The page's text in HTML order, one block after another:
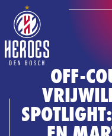
NIEUWS
TEAM
WEDSTRIJDEN
BUSINESS
MEDIA & PERS
WEBSHOP
OFF-